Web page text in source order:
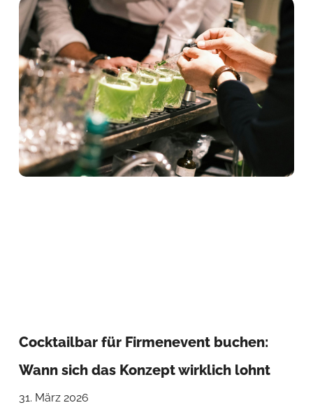
Cocktailbar für Firmenevent buchen:
Wann sich das Konzept wirklich lohnt
31. März 2026